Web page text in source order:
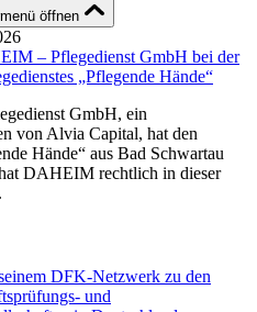
öffnen
– Pflegedienst GmbH bei der
„Pflegende Hände“
GmbH, ein
von Alvia Capital, hat den
Hände“ aus Bad Schwartau
DAHEIM rechtlich in dieser
DFK-Netzwerk zu den
und